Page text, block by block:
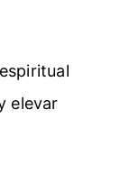
elevar